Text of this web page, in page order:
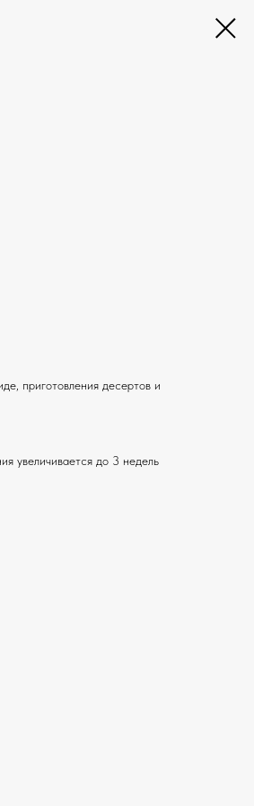
приготовления десертов и
увеличивается до 3 недель